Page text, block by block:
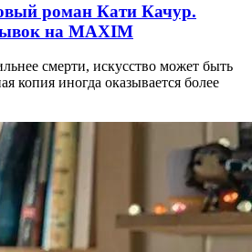
роман Кати Качур.
на MAXIM
смерти, искусство может быть
копия иногда оказывается более